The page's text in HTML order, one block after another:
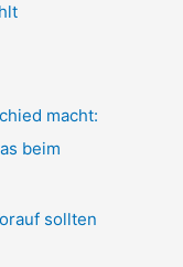
macht:
beim
sollten